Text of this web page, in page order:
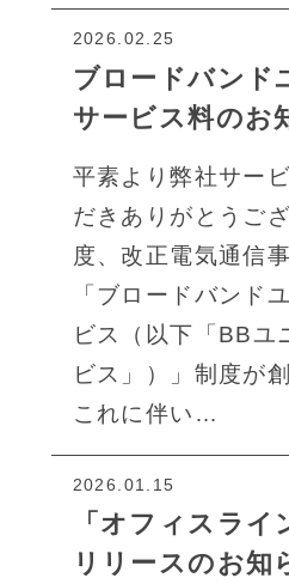
2026.02.25
ブロードバンド
サービス料のお
平素より弊社サー
だきありがとうご
度、改正電気通信
「ブロードバンド
ビス（以下「BBユ
ビス」）」制度が
これに伴い…
2026.01.15
「オフィスライ
リリースのお知